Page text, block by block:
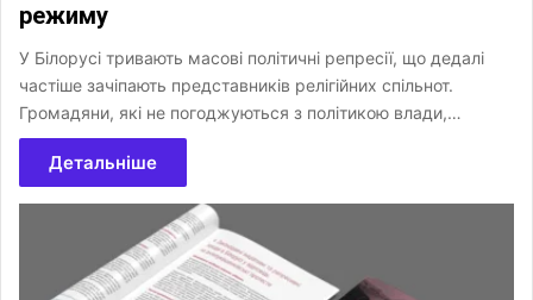
режиму
У Білорусі тривають масові політичні репресії, що дедалі
частіше зачіпають представників релігійних спільнот.
Громадяни, які не погоджуються з політикою влади,…
Детальніше